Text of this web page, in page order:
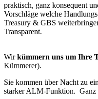
praktisch, ganz konsequent
Vorschläge welche
Treasury & GBS
Transparent.
Wirkümmern uns um Ihre
Kümmerer).
Sie kommen über Nacht zu
starker ALM-Funktion. Ganz